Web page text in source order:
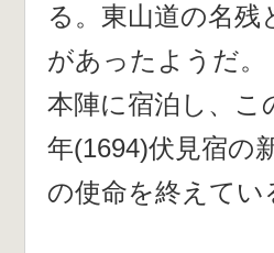
る。東山道の名
があったようだ。
本陣に宿泊し、こ
年(1694)伏見宿の
の使命を終えてい